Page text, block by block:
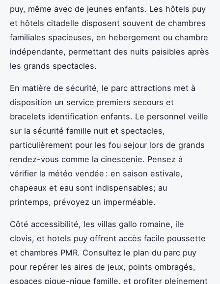
puy, même avec de jeunes enfants. Les hôtels puy
et hôtels citadelle disposent souvent de chambres
familiales spacieuses, en hebergement ou chambre
indépendante, permettant des nuits paisibles après
les grands spectacles.
En matière de sécurité, le parc attractions met à
disposition un service premiers secours et
bracelets identification enfants. Le personnel veille
sur la sécurité famille nuit et spectacles,
particulièrement pour les fou sejour lors de grands
rendez-vous comme la cinescenie. Pensez à
vérifier la météo vendée : en saison estivale,
chapeaux et eau sont indispensables; au
printemps, prévoyez un imperméable.
Côté accessibilité, les villas gallo romaine, ile
clovis, et hotels puy offrent accès facile poussette
et chambres PMR. Consultez le plan du parc puy
pour repérer les aires de jeux, points ombragés,
espaces pique-nique famille, et profiter pleinement